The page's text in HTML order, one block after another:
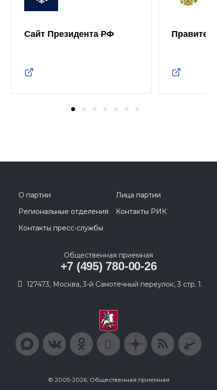
Сайт Президента РФ
О партии
Лица партии
Региональные отделения
Контакты РИК
Контакты пресс-службы
Общественная приемная
+7 (495) 780-00-26
127473, Москва, 3-й Самотечный переулок, 3 стр. 1.
© 2005-2026, Общественная приемная